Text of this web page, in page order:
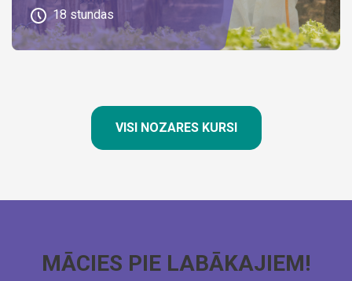
18 stundas
VISI NOZARES KURSI
MĀCIES PIE LABĀKAJIEM!